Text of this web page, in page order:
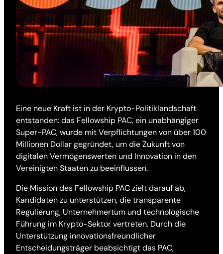
Eine neue Kraft ist in der Krypto-Politiklandschaft
entstanden: das Fellowship PAC, ein unabhängiger
Super-PAC, wurde mit Verpflichtungen von über 100
Millionen Dollar gegründet, um die Zukunft von
digitalen Vermögenswerten und Innovation in den
Vereinigten Staaten zu beeinflussen.
Die Mission des Fellowship PAC zielt darauf ab,
Kandidaten zu unterstützen, die transparente
Regulierung, Unternehmertum und technologische
Führung im Krypto-Sektor vertreten. Durch die
Unterstützung innovationsfreundlicher
Entscheidungsträger beabsichtigt das PAC,